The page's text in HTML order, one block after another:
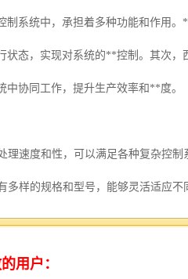
制系统中，承担着多种功能和作用
状态，实现对系统的**控制。其次
中协同工作，提升生产效率和**度。
速度和性，可以满足各种复杂控制
样的规格和型号，能够灵活适应不
和制造工艺，具有良好的性和稳定
自诊断功能，能够快速故障并提供